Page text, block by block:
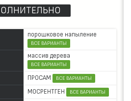
порошковое напыление
ВСЕ ВАРИАНТЫ
массив дерева
ВСЕ ВАРИАНТЫ
ПРОСАМ ВСЕ ВАРИАНТЫ
МОСРЕНТГЕН ВСЕ ВАРИАНТЫ